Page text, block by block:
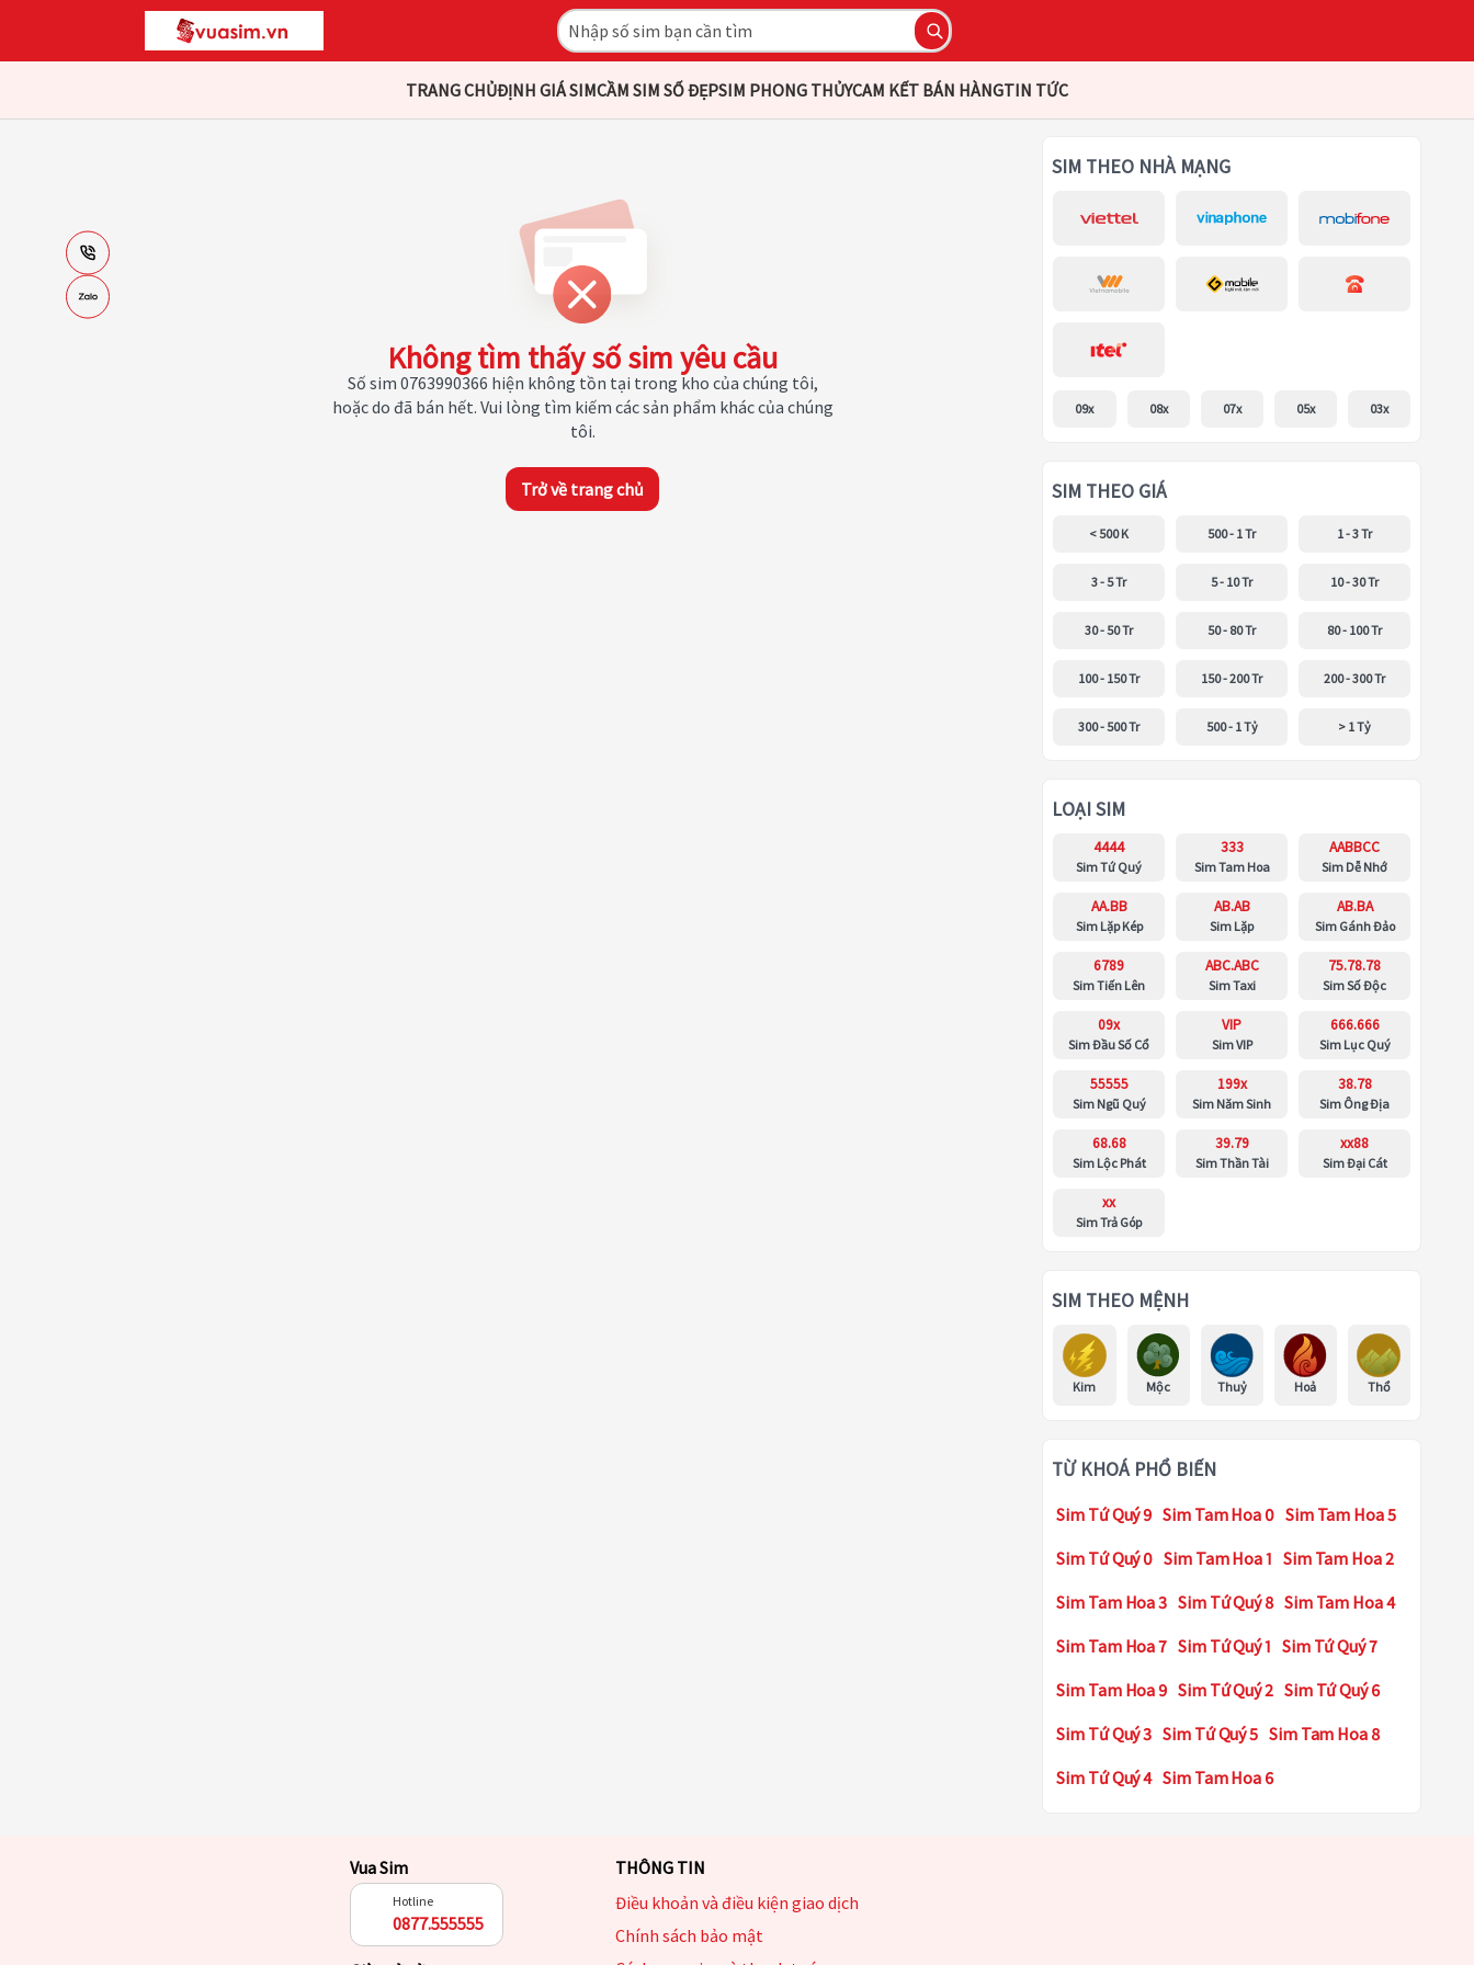
TRANG CHỦĐỊNH GIÁ SIMCẦM SIM SỐ ĐẸPSIM PHONG THỦYCAM KẾT BÁN HÀNGTIN TỨC
Không tìm thấy số sim yêu cầu
Số sim 0763990366 hiện không tồn tại trong kho của chúng tôi,
hoặc do đã bán hết. Vui lòng tìm kiếm các sản phẩm khác của chúng
tôi.
Trở về trang chủ
SIM THEO NHÀ MẠNG
09x 08x 07x 05x 03x
SIM THEO GIÁ
< 500 K 500 - 1 Tr 1 - 3 Tr
3 - 5 Tr 5 - 10 Tr 10 - 30 Tr
30 - 50 Tr 50 - 80 Tr 80 - 100 Tr
100 - 150 Tr 150 - 200 Tr 200 - 300 Tr
300 - 500 Tr 500 - 1 Tỷ > 1 Tỷ
LOẠI SIM
4444
Sim Tứ Quý
333
Sim Tam Hoa
AABBCC
Sim Dễ Nhớ
AA.BB
Sim Lặp Kép
AB.AB
Sim Lặp
AB.BA
Sim Gánh Đảo
6789
Sim Tiến Lên
ABC.ABC
Sim Taxi
75.78.78
Sim Số Độc
09x
Sim Đầu Số Cổ
VIP
Sim VIP
666.666
Sim Lục Quý
55555
Sim Ngũ Quý
199x
Sim Năm Sinh
38.78
Sim Ông Địa
68.68
Sim Lộc Phát
39.79
Sim Thần Tài
xx88
Sim Đại Cát
xx
Sim Trả Góp
SIM THEO MỆNH
Kim Mộc Thuỷ Hoả Thổ
TỪ KHOÁ PHỔ BIẾN
Sim Tứ Quý 9 Sim Tam Hoa 0 Sim Tam Hoa 5
Sim Tứ Quý 0 Sim Tam Hoa 1 Sim Tam Hoa 2
Sim Tam Hoa 3 Sim Tứ Quý 8 Sim Tam Hoa 4
Sim Tam Hoa 7 Sim Tứ Quý 1 Sim Tứ Quý 7
Sim Tam Hoa 9 Sim Tứ Quý 2 Sim Tứ Quý 6
Sim Tứ Quý 3 Sim Tứ Quý 5 Sim Tam Hoa 8
Sim Tứ Quý 4 Sim Tam Hoa 6
Vua Sim
Hotline
0877.555555
THÔNG TIN
Điều khoản và điều kiện giao dịch
Chính sách bảo mật